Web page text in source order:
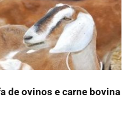
de ovinos e carne bovina